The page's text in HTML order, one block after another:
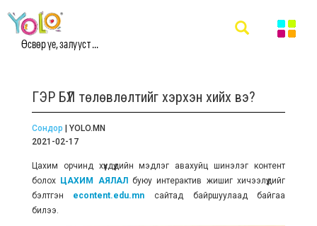
Өсвөр үе, залууст ...
ГЭР БҮЛ төлөвлөлтийг хэрхэн хийх вэ?
Сондор | YOLO.MN
2021-02-17
Цахим орчинд хүүхдүүдийн мэдлэг авахуйц шинэлэг контент
болох ЦАХИМ АЯЛАЛ буюу интерактив жишиг хичээлүүдийг
бэлтгэн econtent.edu.mn сайтад байршуулаад байгаа
билээ.